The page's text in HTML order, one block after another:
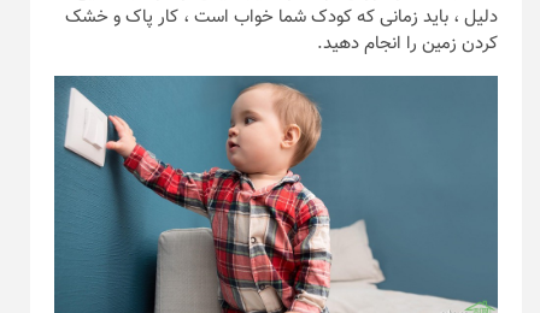
دلیل ، باید زمانی که کودک شما خواب است ، کار پاک و خشک
کردن زمین را انجام دهید.